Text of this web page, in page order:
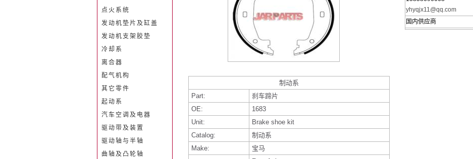
制动系
Part:
刹车蹄片
OE:
1683
Unit:
Brake shoe kit
Catalog:
制动系
Make:
宝马
yhyqjx11@qq.com
国内供应商
点火系统
发动机垫片及缸盖
发动机支架胶垫
冷却系
离合器
配气机构
其它零件
起动系
汽车空调及电器
驱动带及装置
驱动轴与半轴
曲轴及凸轮轴